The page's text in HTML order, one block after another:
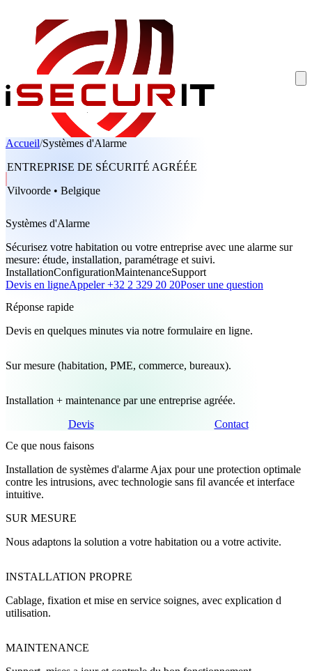
Accueil/Systèmes d'Alarme
ENTREPRISE DE SÉCURITÉ AGRÉÉE
Vilvoorde • Belgique
Systèmes d'Alarme
Sécurisez votre habitation ou votre entreprise avec une alarme sur
mesure: étude, installation, paramétrage et suivi.
InstallationConfigurationMaintenanceSupport
Devis en ligneAppeler +32 2 329 20 20Poser une question
Réponse rapide
Devis en quelques minutes via notre formulaire en ligne.
Sur mesure (habitation, PME, commerce, bureaux).
Installation + maintenance par une entreprise agréée.
Devis
Contact
Ce que nous faisons
Installation de systèmes d'alarme Ajax pour une protection optimale
contre les intrusions, avec technologie sans fil avancée et interface
intuitive.
SUR MESURE
Nous adaptons la solution a votre habitation ou a votre activite.
INSTALLATION PROPRE
Cablage, fixation et mise en service soignes, avec explication d
utilisation.
MAINTENANCE